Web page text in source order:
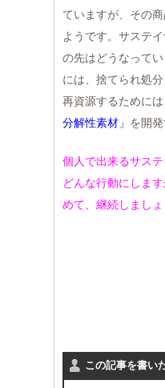
ていますが、その
ようです。サステ
の先はどうなって
には、捨てられ処
再資源するために
分解性素材」 を開
個人で出来るサステ
どんな行動にしま
めて、継続しまし
この記事を書い